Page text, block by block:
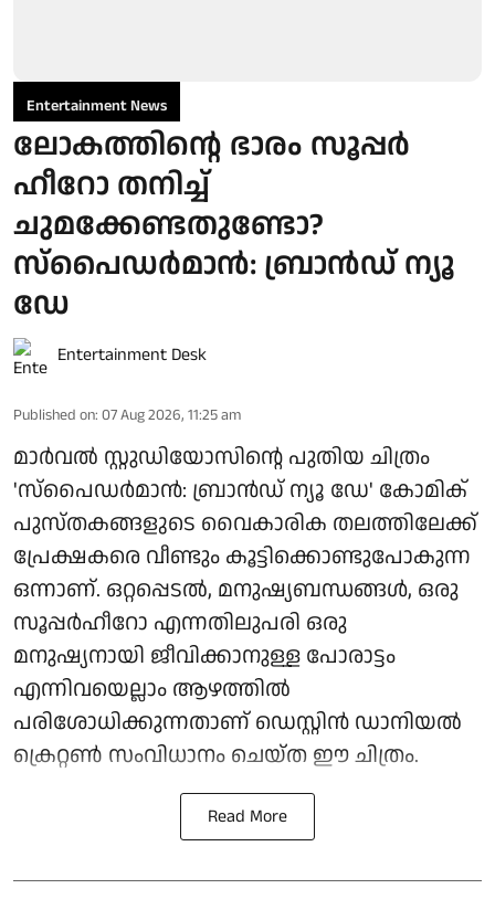
Entertainment News
ലോകത്തിന്റെ ഭാരം സൂപ്പർ
ഹീറോ തനിച്ച്
ചുമക്കേണ്ടതുണ്ടോ?
സ്പൈഡർമാൻ: ബ്രാൻഡ് ന്യൂ
ഡേ
Entertainment Desk
Published on: 07 Aug 2026, 11:25 am
മാർവൽ സ്റ്റുഡിയോസിന്റെ പുതിയ ചിത്രം
'സ്പൈഡർമാൻ: ബ്രാൻഡ് ന്യൂ ഡേ' കോമിക്
പുസ്തകങ്ങളുടെ വൈകാരിക തലത്തിലേക്ക്
പ്രേക്ഷകരെ വീണ്ടും കൂട്ടിക്കൊണ്ടുപോകുന്ന
ഒന്നാണ്. ഒറ്റപ്പെടൽ, മനുഷ്യബന്ധങ്ങൾ, ഒരു
സൂപ്പർഹീറോ എന്നതിലുപരി ഒരു
മനുഷ്യനായി ജീവിക്കാനുള്ള പോരാട്ടം
എന്നിവയെല്ലാം ആഴത്തിൽ
പരിശോധിക്കുന്നതാണ് ഡെസ്റ്റിൻ ഡാനിയൽ
ക്രെറ്റൺ സംവിധാനം ചെയ്ത ഈ ചിത്രം.
Read More